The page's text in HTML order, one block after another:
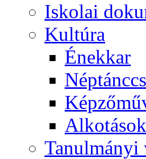
Iskolai
Kultúra
Énekkar
Tanulmányi